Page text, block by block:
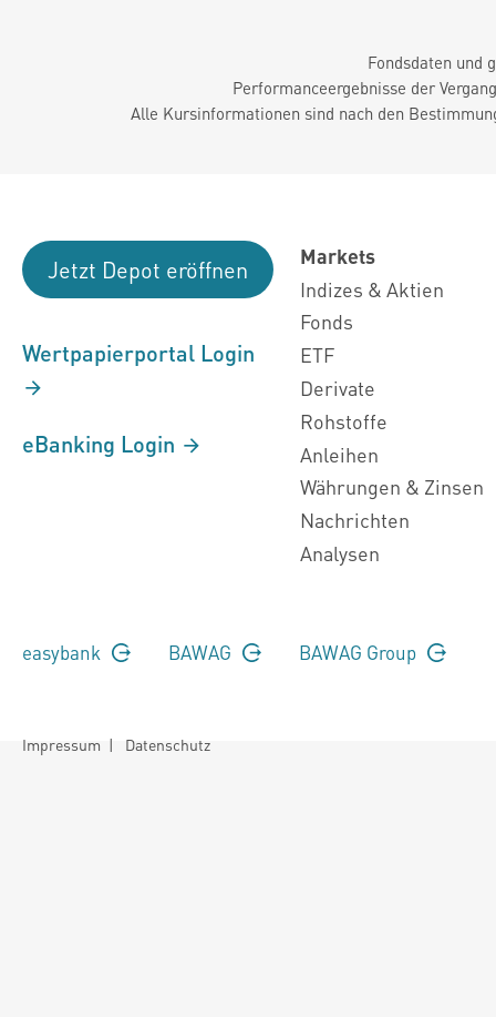
Fondsdaten und
Performanceergebnisse der
Alle Kursinformationen sind nach den
Jetzt Depot eröffnen
Wertpapierportal Login
eBanking Login
Markets
Indizes & Aktien
Fonds
ETF
Derivate
Rohstoffe
Anleihen
Währungen & Zinsen
Nachrichten
Analysen
easybank BAWAG BAWAG Group
Impressum | Datenschutz